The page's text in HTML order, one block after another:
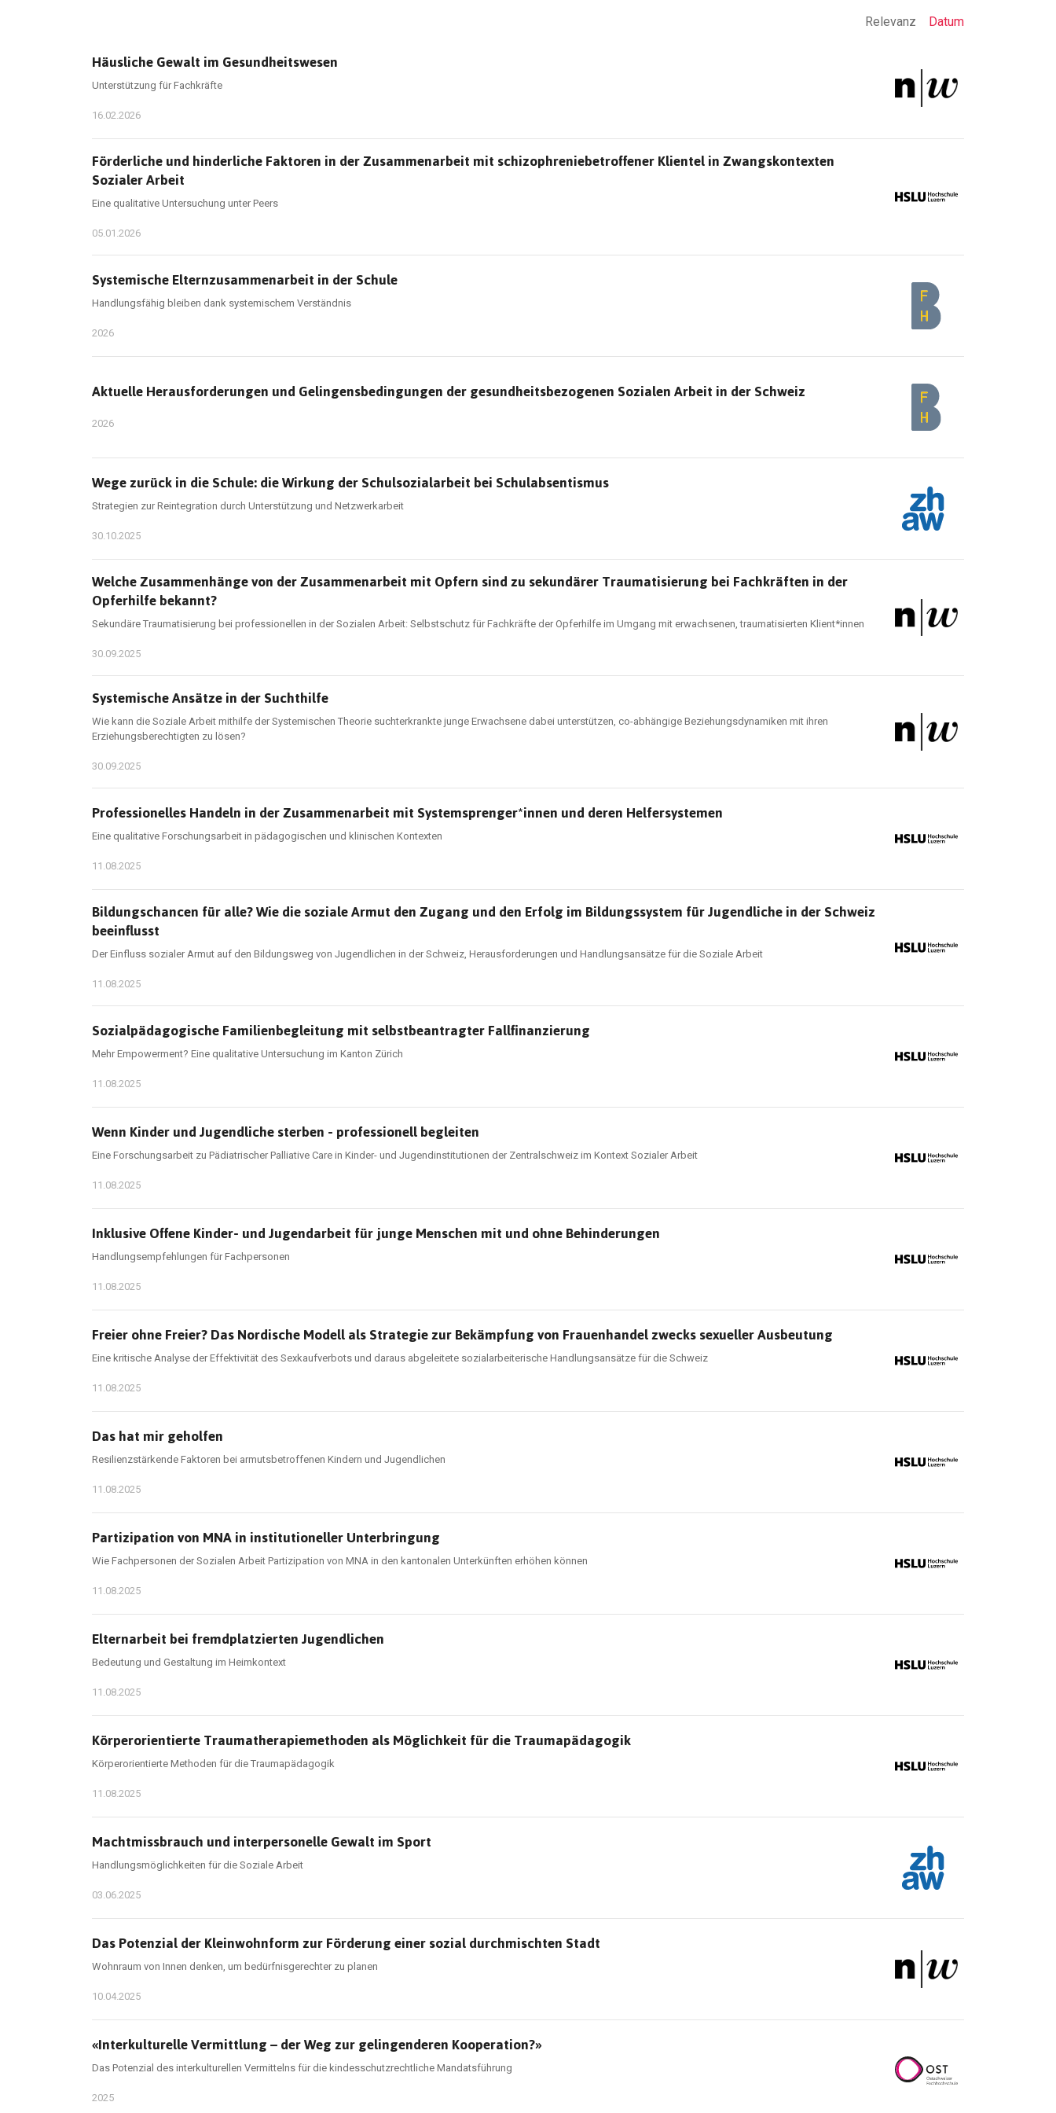
Relevanz Datum
Häusliche Gewalt im Gesundheitswesen
Unterstützung für Fachkräfte
16.02.2026
Förderliche und hinderliche Faktoren in der Zusammenarbeit mit schizophreniebetroffener Klientel in Zwangskontexten
Sozialer Arbeit
Eine qualitative Untersuchung unter Peers
05.01.2026
Systemische Elternzusammenarbeit in der Schule
Handlungsfähig bleiben dank systemischem Verständnis
2026
Aktuelle Herausforderungen und Gelingensbedingungen der gesundheitsbezogenen Sozialen Arbeit in der Schweiz
2026
Wege zurück in die Schule: die Wirkung der Schulsozialarbeit bei Schulabsentismus
Strategien zur Reintegration durch Unterstützung und Netzwerkarbeit
30.10.2025
Welche Zusammenhänge von der Zusammenarbeit mit Opfern sind zu sekundärer Traumatisierung bei Fachkräften in der
Opferhilfe bekannt?
Sekundäre Traumatisierung bei professionellen in der Sozialen Arbeit: Selbstschutz für Fachkräfte der Opferhilfe im Umgang mit erwachsenen, traumatisierten Klient*innen
30.09.2025
Systemische Ansätze in der Suchthilfe
Wie kann die Soziale Arbeit mithilfe der Systemischen Theorie suchterkrankte junge Erwachsene dabei unterstützen, co-abhängige Beziehungsdynamiken mit ihren
Erziehungsberechtigten zu lösen?
30.09.2025
Professionelles Handeln in der Zusammenarbeit mit Systemsprenger*innen und deren Helfersystemen
Eine qualitative Forschungsarbeit in pädagogischen und klinischen Kontexten
11.08.2025
Bildungschancen für alle? Wie die soziale Armut den Zugang und den Erfolg im Bildungssystem für Jugendliche in der Schweiz
beeinflusst
Der Einfluss sozialer Armut auf den Bildungsweg von Jugendlichen in der Schweiz, Herausforderungen und Handlungsansätze für die Soziale Arbeit
11.08.2025
Sozialpädagogische Familienbegleitung mit selbstbeantragter Fallfinanzierung
Mehr Empowerment? Eine qualitative Untersuchung im Kanton Zürich
11.08.2025
Wenn Kinder und Jugendliche sterben - professionell begleiten
Eine Forschungsarbeit zu Pädiatrischer Palliative Care in Kinder- und Jugendinstitutionen der Zentralschweiz im Kontext Sozialer Arbeit
11.08.2025
Inklusive Offene Kinder- und Jugendarbeit für junge Menschen mit und ohne Behinderungen
Handlungsempfehlungen für Fachpersonen
11.08.2025
Freier ohne Freier? Das Nordische Modell als Strategie zur Bekämpfung von Frauenhandel zwecks sexueller Ausbeutung
Eine kritische Analyse der Effektivität des Sexkaufverbots und daraus abgeleitete sozialarbeiterische Handlungsansätze für die Schweiz
11.08.2025
Das hat mir geholfen
Resilienzstärkende Faktoren bei armutsbetroffenen Kindern und Jugendlichen
11.08.2025
Partizipation von MNA in institutioneller Unterbringung
Wie Fachpersonen der Sozialen Arbeit Partizipation von MNA in den kantonalen Unterkünften erhöhen können
11.08.2025
Elternarbeit bei fremdplatzierten Jugendlichen
Bedeutung und Gestaltung im Heimkontext
11.08.2025
Körperorientierte Traumatherapiemethoden als Möglichkeit für die Traumapädagogik
Körperorientierte Methoden für die Traumapädagogik
11.08.2025
Machtmissbrauch und interpersonelle Gewalt im Sport
Handlungsmöglichkeiten für die Soziale Arbeit
03.06.2025
Das Potenzial der Kleinwohnform zur Förderung einer sozial durchmischten Stadt
Wohnraum von Innen denken, um bedürfnisgerechter zu planen
10.04.2025
«Interkulturelle Vermittlung – der Weg zur gelingenderen Kooperation?»
Das Potenzial des interkulturellen Vermittelns für die kindesschutzrechtliche Mandatsführung
2025